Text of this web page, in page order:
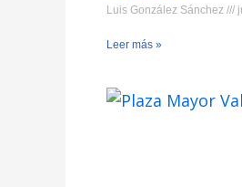
Luis González Sánchez
Leer más »